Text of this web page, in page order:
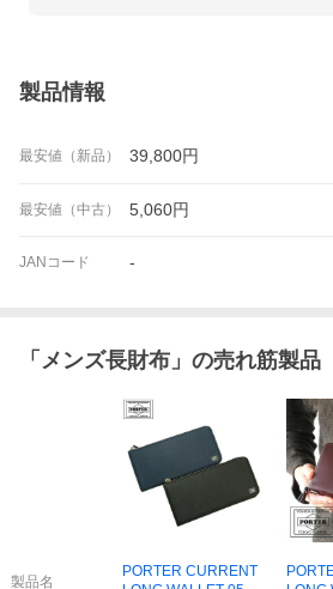
製品情報
最安値（新品） 39,800円
最安値（中古） 5,060円
JANコード -
「 メンズ長財布 」の売れ筋製品
製品名
PORTER CURRENT